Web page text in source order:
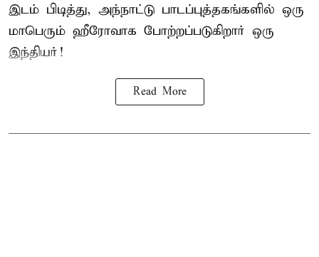
இடம் பிடித்து, அந்நாட்டு பாடப்புத்தகங்களில் ஒரு
மாபெரும் ஹீரோவாக போற்றப்படுகிறார் ஒரு
இந்தியர்!
Read More